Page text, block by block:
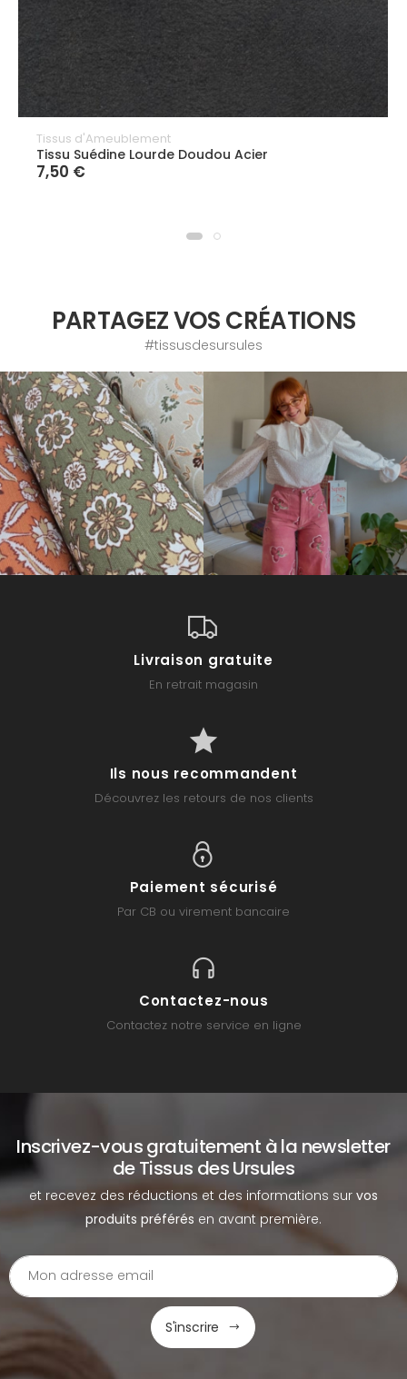
Tissus d'Ameublement
Tissu Suédine Lourde Doudou Acier
7,50 €
PARTAGEZ VOS CRÉATIONS
#tissusdesursules
Livraison gratuite
En retrait magasin
Ils nous recommandent
Découvrez les retours de nos clients
Paiement sécurisé
Par CB ou virement bancaire
Contactez-nous
Contactez notre service en ligne
Inscrivez-vous gratuitement à la newsletter
de Tissus des Ursules
et recevez des réductions et des informations sur vos
produits préférés en avant première.
S'inscrire